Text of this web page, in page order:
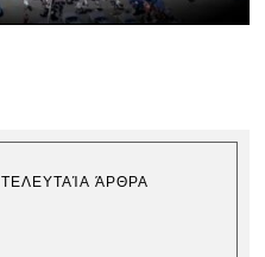
ΤΕΛΕΥΤΑΊΑ ΆΡΘΡΑ